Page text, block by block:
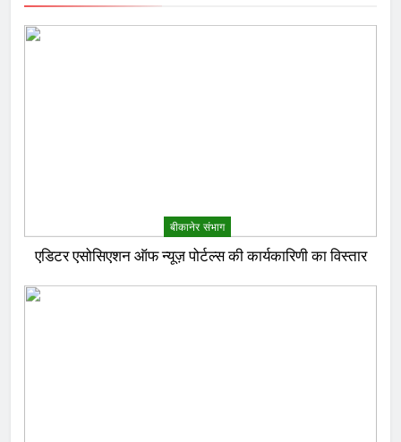
बीकानेर संभाग
एडिटर एसोसिएशन ऑफ न्यूज़ पोर्टल्स की कार्यकारिणी का विस्तार